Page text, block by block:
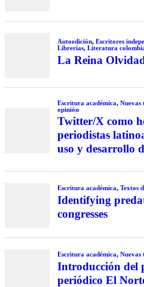
Autoedición, Escritores
Librerías, Literatura
La Reina
Escritura académica, Nuevas
opinión
Twitter/X como
periodistas
uso y desarrollo
Escritura académica, Textos
Identifying
congresses
Escritura académica, Nuevas
Introducción del
periódico El